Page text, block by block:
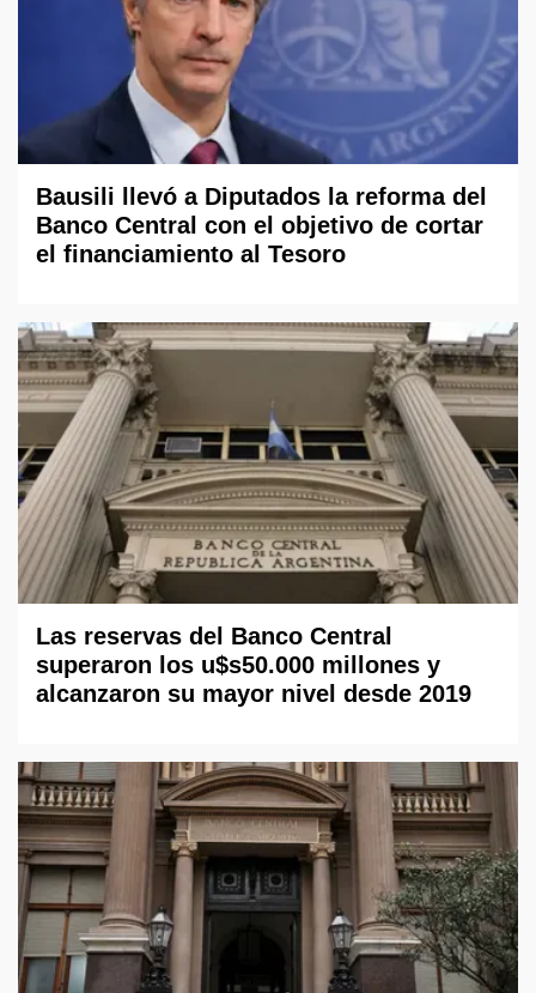
Bausili llevó a Diputados la reforma del
Banco Central con el objetivo de cortar
el financiamiento al Tesoro
Las reservas del Banco Central
superaron los u$s50.000 millones y
alcanzaron su mayor nivel desde 2019